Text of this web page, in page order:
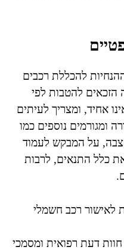
להכללת רכבים
הזכאים להטבות לפי
אחיד, ומצריך לעיתים
ומגורמים נוספים כמו
על המבקש לעמוד
כלל התנאים, לרבות
לאישור רכב חשמלי
דעת רפואית ומסמכי